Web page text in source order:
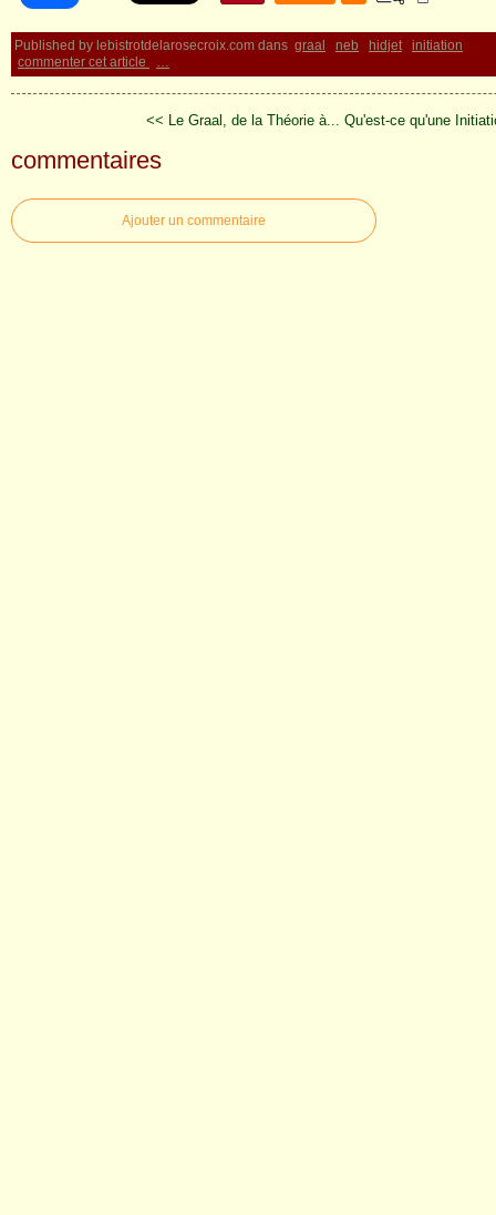
Published by lebistrotdelarosecroix.com dans graal neb hidjet
initiation
commenter cet article
…
<< Le Graal, de la Théorie à... Qu'est-ce qu'une
commentaires
Ajouter un commentaire